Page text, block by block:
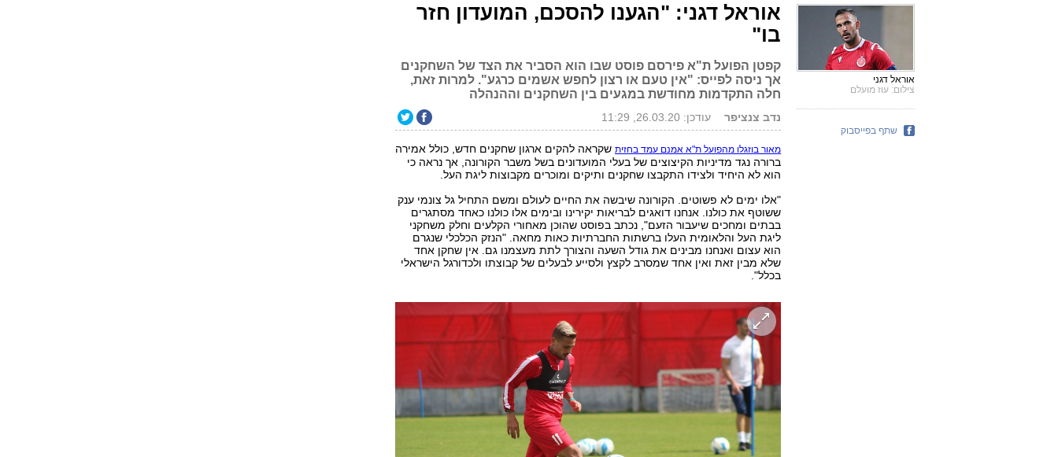
אוראל דגני: "הגענו להסכם, המועדון חזר
בו"
קפטן הפועל ת"א פירסם פוסט שבו הוא הסביר את הצד של השחקנים
אך ניסה לפייס: "אין טעם או רצון לחפש אשמים כרגע". למרות זאת,
חלה התקדמות מחודשת במגעים בין השחקנים וההנהלה
נדב צנציפר עודכן: 26.03.20, 11:29
מאור בוזגלו מהפועל ת"א אמנם עמד בחזיתשקראה להקים ארגון שחקנים חדש, כולל אמירה
ברורה נגד מדיניות הקיצוצים של בעלי המועדונים בשל משבר הקורונה, אך נראה כי
הוא לא היחיד ולצידו התקבצו שחקנים ותיקים ומוכרים מקבוצות ליגת העל.
"אלו ימים לא פשוטים. הקורונה שיבשה את החיים לעולם ומשם התחיל גל צונמי ענק
ששוטף את כולנו. אנחנו דואגים לבריאות יקירינו ובימים אלו כולנו כאחד מסתגרים
בבתים ומחכים שיעבור הזעם", נכתב בפוסט שהוכן מאחורי הקלעים וחלק משחקני
ליגת העל והלאומית העלו ברשתות החברתיות כאות מחאה. "הנזק הכלכלי שנגרם
הוא עצום ואנחנו מבינים את גודל השעה והצורך לתת מעצמנו גם. אין שחקן אחד
שלא מבין זאת ואין אחד שמסרב לקצץ ולסייע לבעלים של קבוצתו ולכדורגל הישראלי
בכלל".
אוראל דגני
צילום: עוז מועלם
שתף בפייסבוק